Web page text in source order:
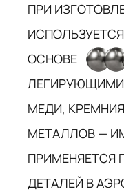
ПРИ
ОСНОВЕ
ЛЕГИРУЮЩИМИ
МЕДИ,
МЕТАЛЛОВ —
ПРИМЕНЯЕТСЯ
ДЕТАЛЕЙ В